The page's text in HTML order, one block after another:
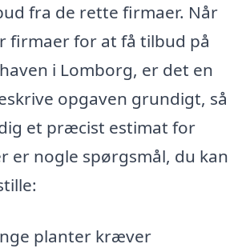
fra de rette firmaer. Når
firmaer for at få tilbud på
i Lomborg, er det en
opgaven grundigt, så
et præcist estimat for
er nogle spørgsmål, du kan
planter kræver